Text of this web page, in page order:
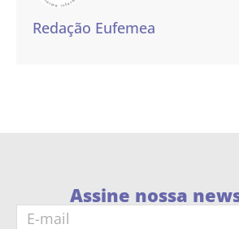
Redação Eufemea
Assine nossa